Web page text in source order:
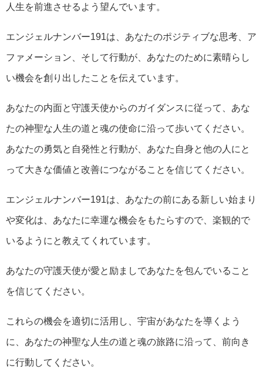
人生を前進させるよう望んでいます。
エンジェルナンバー191は、あなたのポジティブな思考、ア
ファメーション、そして行動が、あなたのために素晴らし
い機会を創り出したことを伝えています。
あなたの内面と守護天使からのガイダンスに従って、あな
たの神聖な人生の道と魂の使命に沿って歩いてください。
あなたの勇気と自発性と行動が、あなた自身と他の人にと
って大きな価値と改善につながることを信じてください。
エンジェルナンバー191は、あなたの前にある新しい始まり
や変化は、あなたに幸運な機会をもたらすので、楽観的で
いるようにと教えてくれています。
あなたの守護天使が愛と励ましであなたを包んでいること
を信じてください。
これらの機会を適切に活用し、宇宙があなたを導くよう
に、あなたの神聖な人生の道と魂の旅路に沿って、前向き
に行動してください。